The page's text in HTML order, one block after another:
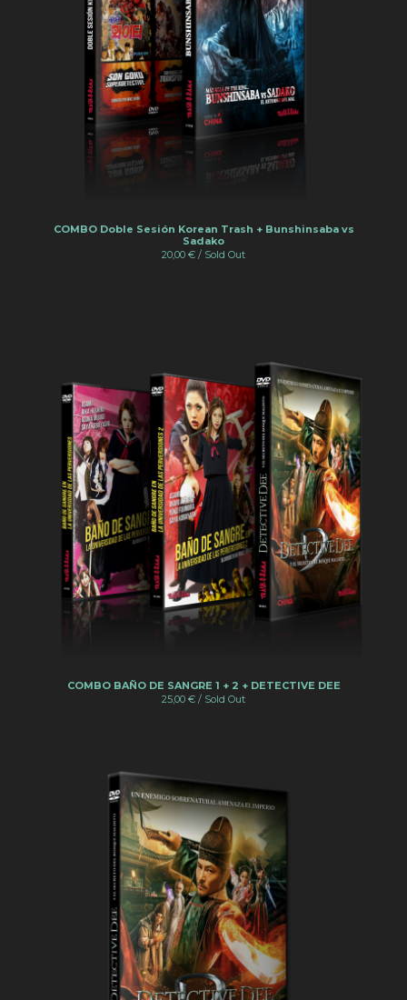
COMBO Doble Sesión Korean Trash + Bunshinsaba vs
Sadako
20,00 € / Sold Out
COMBO BAÑO DE SANGRE 1 + 2 + DETECTIVE DEE
25,00 € / Sold Out